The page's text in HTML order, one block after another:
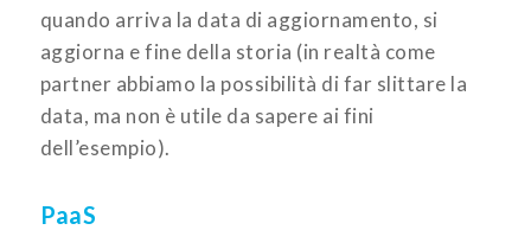
quando arriva la data di aggiornamento, si
aggiorna e fine della storia (in realtà come
partner abbiamo la possibilità di far slittare la
data, ma non è utile da sapere ai fini
dell’esempio).
PaaS